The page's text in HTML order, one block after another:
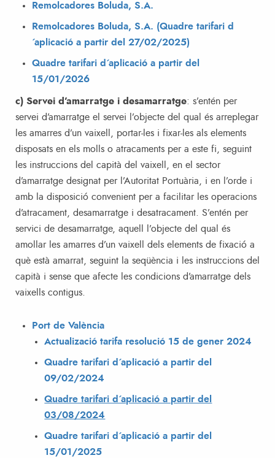
Remolcadores Boluda, S.A.
Remolcadores Boluda, S.A. (Quadre tarifari d
´aplicació a partir del 27/02/2025)
Quadre tarifari d´aplicació a partir del
15/01/2026
c) Servei d’amarratge i desamarratge: s’entén per
servei d’amarratge el servei l’objecte del qual és arreplegar
les amarres d’un vaixell, portar-les i fixar-les als elements
disposats en els molls o atracaments per a este fi, seguint
les instruccions del capità del vaixell, en el sector
d’amarratge designat per l’Autoritat Portuària, i en l’orde i
amb la disposició convenient per a facilitar les operacions
d’atracament, desamarratge i desatracament. S’entén per
servici de desamarratge, aquell l’objecte del qual és
amollar les amarres d’un vaixell dels elements de fixació a
què està amarrat, seguint la seqüència i les instruccions del
capità i sense que afecte les condicions d’amarratge dels
vaixells contigus.
Port de València
Actualizació tarifa resolució 15 de gener 2024
Quadre tarifari d´aplicació a partir del
09/02/2024
Quadre tarifari d´aplicació a partir del
03/08/2024
Quadre tarifari d´aplicació a partir del
15/01/2025